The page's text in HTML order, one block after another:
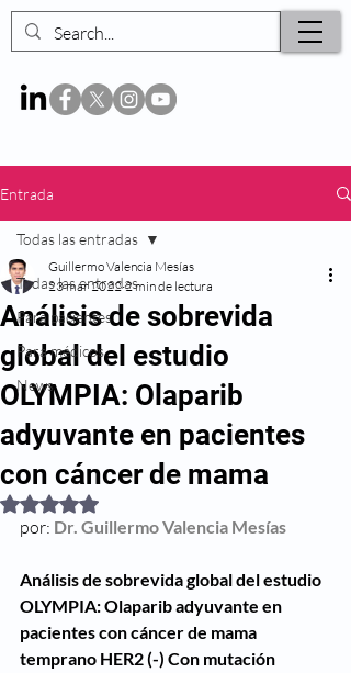
Entrada
Todas las entradas
Para pacientes
Para médicos
News
Todas las entradas
Análisis de sobrevida
global del estudio
OLYMPIA: Olaparib
adyuvante en pacientes
con cáncer de mama
Guillermo Valencia Mesías
23 mar 2022 2 min de lectura
Obtuvo NaN de 5 estrellas.
por: Dr. Guillermo Valencia Mesías
Análisis de sobrevida global del estudio
OLYMPIA: Olaparib adyuvante en
pacientes con cáncer de mama
temprano HER2 (-) Con mutación